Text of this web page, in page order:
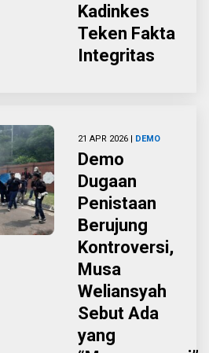
Kadinkes
Teken Fakta
Integritas
21 APR 2026 | DEMO
Demo
Dugaan
Penistaan
Berujung
Kontroversi,
Musa
Weliansyah
Sebut Ada
yang